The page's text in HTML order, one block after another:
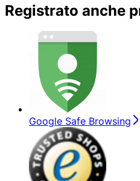
Registrato anche
Google Safe Browsing